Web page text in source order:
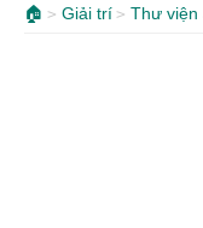
🏠 Giải trí Thư viện